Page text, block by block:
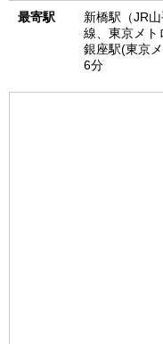
最寄駅
新橋駅（JR
線、東京メト
銀座駅(東京
6分